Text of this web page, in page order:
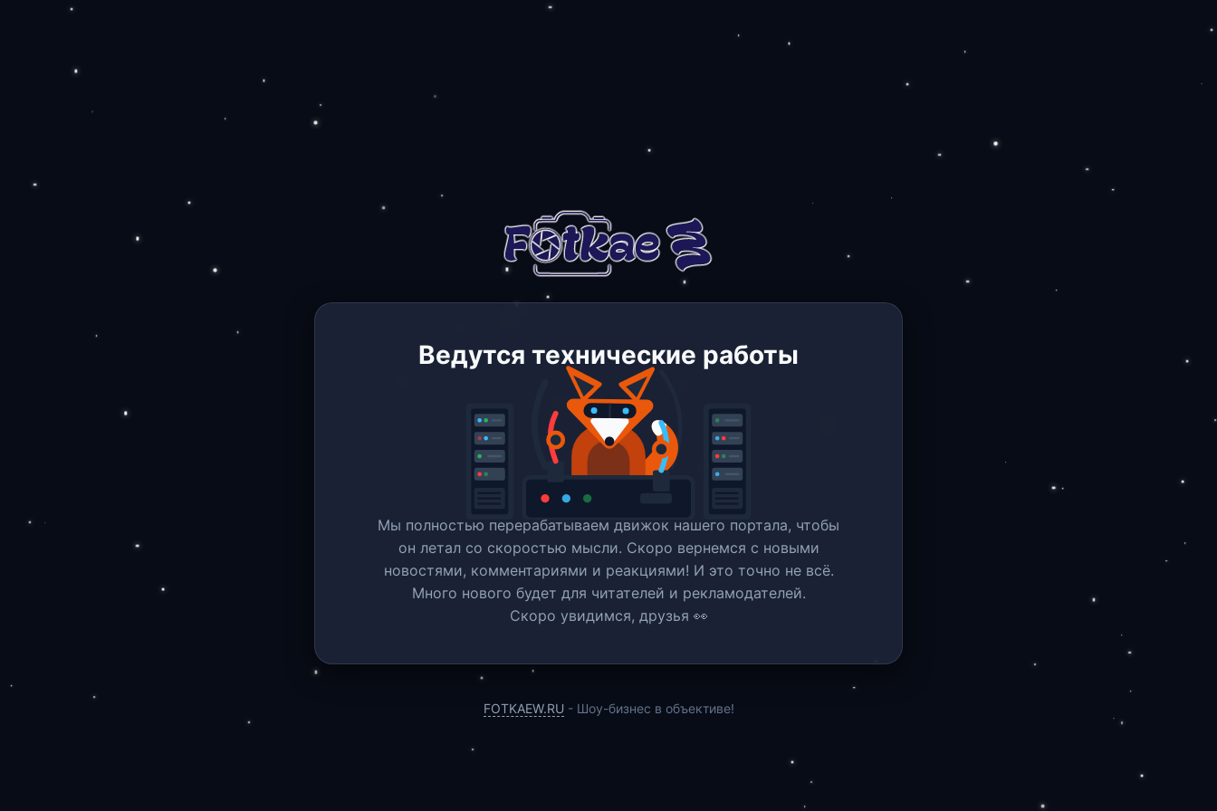
Ведутся технические работы
Мы полностью перерабатываем движок нашего портала, чтобы
он летал со скоростью мысли. Скоро вернемся c новыми
новостями, комментариями и реакциями! И это точно не всё.
Много нового будет для читателей и рекламодателей.
Скоро увидимся, друзья 👀
FOTKAEW.RU - Шоу-бизнес в объективе!